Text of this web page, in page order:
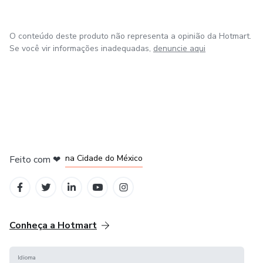
O conteúdo deste produto não representa a opinião da Hotmart.
Se você vir informações inadequadas, denuncie aqui
Feito com ❤ na Cidade do México
Conheça a Hotmart
Idioma